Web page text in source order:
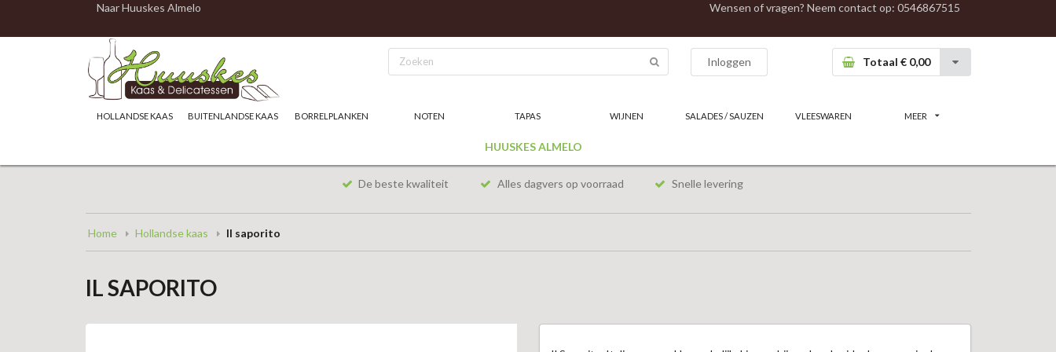
Naar Huuskes Almelo Wensen of vragen? Neem contact op: 0546867515
Inloggen Totaal € 0,00
HOLLANDSE KAAS BUITENLANDSE KAAS BORRELPLANKEN NOTEN TAPAS WIJNEN SALADES / SAUZEN VLEESWAREN MEER
HUUSKES ALMELO
De beste kwaliteit Alles dagvers op voorraad Snelle levering
Home Hollandse kaas Il saporito
IL SAPORITO